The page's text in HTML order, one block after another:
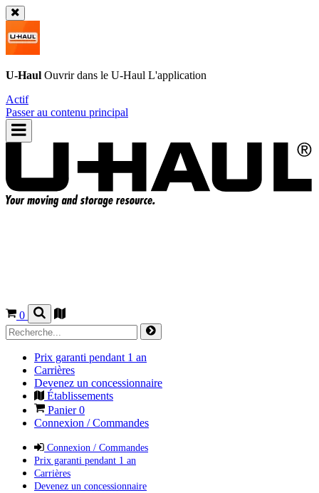
U-Haul Ouvrir dans le U-Haul L'application
Actif
Passer au contenu principal
0
Prix garanti pendant 1 an
Carrières
Devenez un concessionnaire
Établissements
Panier0
Connexion / Commandes
Connexion / Commandes
Prix garanti pendant 1 an
Carrières
Devenez un concessionnaire